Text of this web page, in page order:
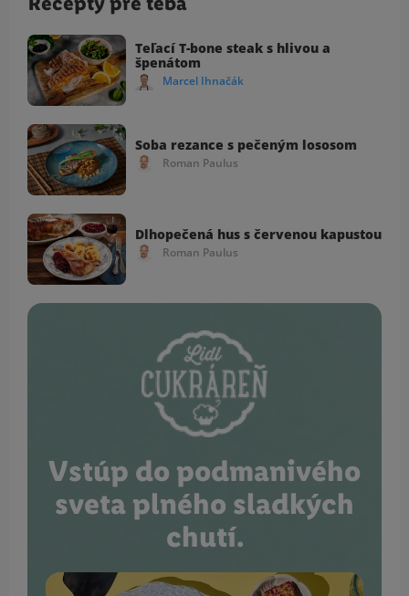
Teľací T-bone steak s hlivou a
špenátom
Marcel Ihnačák
Soba rezance s pečeným lososom
Roman Paulus
Dlhopečená hus s červenou kapustou
Roman Paulus
Vstúp do podmanivého
sveta plného sladkých
chutí.